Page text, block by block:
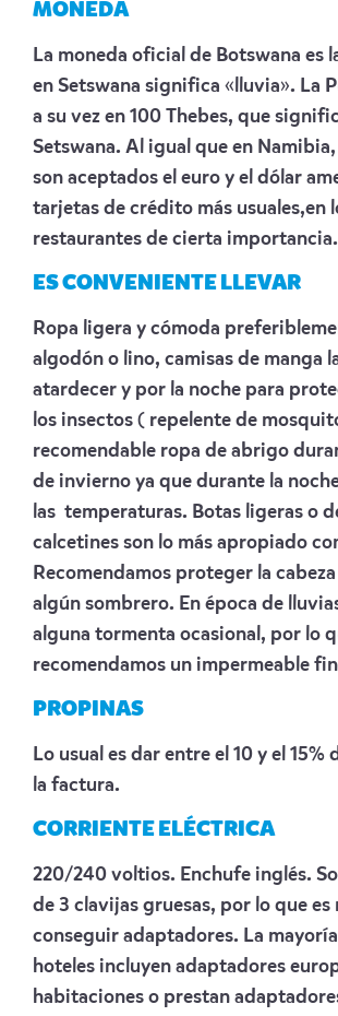
MONEDA
La moneda oficial de Botswana es
en Setswana significa «lluvia». La
a su vez en 100 Thebes, que
Setswana. Al igual que en
son aceptados el euro y el dólar
tarjetas de crédito más usuales,en
restaurantes de cierta importancia.
ES CONVENIENTE LLEVAR
Ropa ligera y cómoda
algodón o lino, camisas de manga
atardecer y por la noche para
los insectos ( repelente de
recomendable ropa de abrigo
de invierno ya que durante la
las temperaturas. Botas ligeras o
calcetines son lo más apropiado
Recomendamos proteger la
algún sombrero. En época de
alguna tormenta ocasional, por lo
recomendamos un impermeable
PROPINAS
Lo usual es dar entre el 10 y el
la factura.
CORRIENTE ELÉCTRICA
220/240 voltios. Enchufe inglés.
de 3 clavijas gruesas, por lo que es
conseguir adaptadores. La
hoteles incluyen adaptadores
habitaciones o prestan